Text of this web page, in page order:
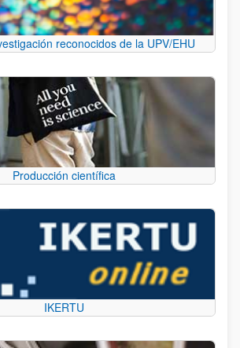
reconocidos de la UPV/EHU
Producción científica
IKERTU